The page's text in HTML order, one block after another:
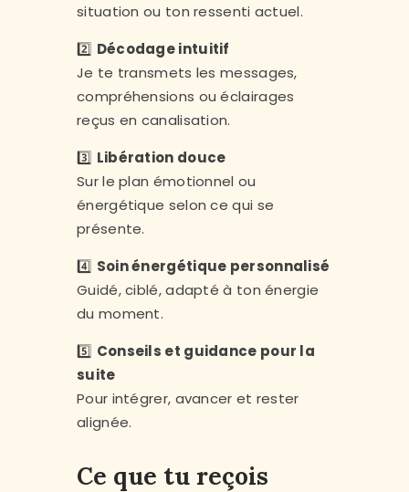
situation ou ton ressenti actuel.
2️⃣ Décodage intuitif
Je te transmets les messages,
compréhensions ou éclairages
reçus en canalisation.
3️⃣ Libération douce
Sur le plan émotionnel ou
énergétique selon ce qui se
présente.
4️⃣ Soin énergétique personnalisé
Guidé, ciblé, adapté à ton énergie
du moment.
5️⃣ Conseils et guidance pour la
suite
Pour intégrer, avancer et rester
alignée.
Ce que tu reçois